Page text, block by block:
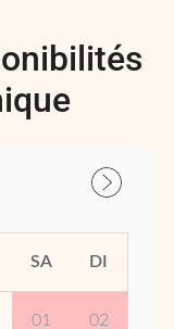
SA DI
01 02